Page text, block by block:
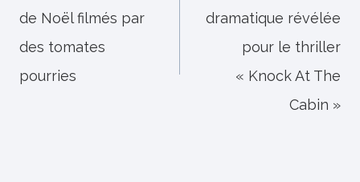
l’article
de Noël filmés par
des tomates
pourries
dramatique révélée
pour le thriller
« Knock At The
Cabin »